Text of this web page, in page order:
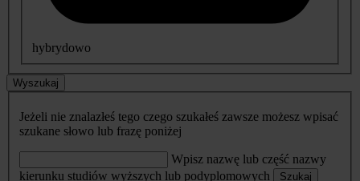
hybrydowo
Wyszukaj
Jeżeli nie znalazłeś tego czego szukałeś zawsze możesz wpisać
szukane słowo lub frazę poniżej
Wpisz nazwę lub część nazwy
kierunku studiów wyższych lub podyplomowych
Szukaj